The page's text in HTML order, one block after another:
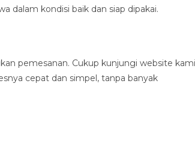
dalam kondisi baik dan siap dipakai.
pemesanan. Cukup kunjungi website
cepat dan simpel, tanpa banyak